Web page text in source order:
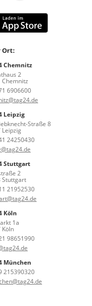
Ort:
Chemnitz
2
Chemnitz
6906600
Leipzig
Straße 8
Leipzig
24250430
Stuttgart
2
Stuttgart
21952530
Köln
1a
Köln
98651990
München
215390320